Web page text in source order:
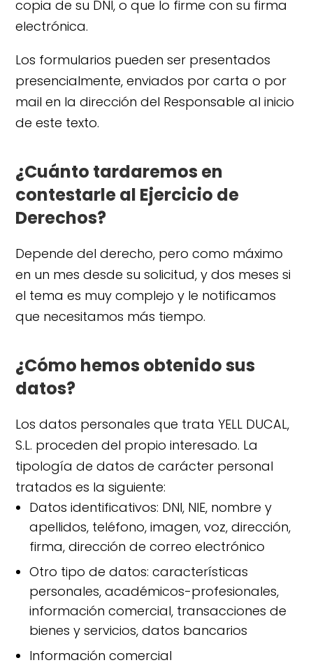
copia de su DNI, o que lo firme con su firma
electrónica.
Los formularios pueden ser presentados
presencialmente, enviados por carta o por
mail en la dirección del Responsable al inicio
de este texto.
¿Cuánto tardaremos en
contestarle al Ejercicio de
Derechos?
Depende del derecho, pero como máximo
en un mes desde su solicitud, y dos meses si
el tema es muy complejo y le notificamos
que necesitamos más tiempo.
¿Cómo hemos obtenido sus
datos?
Los datos personales que trata YELL DUCAL,
S.L. proceden del propio interesado. La
tipología de datos de carácter personal
tratados es la siguiente:
Datos identificativos: DNI, NIE, nombre y
apellidos, teléfono, imagen, voz, dirección,
firma, dirección de correo electrónico
Otro tipo de datos: características
personales, académicos-profesionales,
información comercial, transacciones de
bienes y servicios, datos bancarios
Información comercial